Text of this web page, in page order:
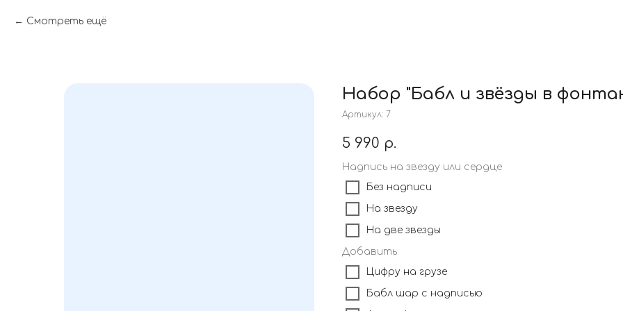
Смотреть ещё
Набор "Бабл и звёзды в
Артикул: 7
5 990 р.
Надпись на звезду или сердце
Без надписи
На звезду
На две звезды
Добавить
Цифру на грузе
Бабл шар с надписью